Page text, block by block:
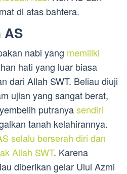
di atas bahtera.
AS
nabi yang memiliki
hati yang luar biasa
dari Allah SWT. Beliau diuji
ujian yang sangat berat,
putranyasendiri
tanah kelahirannya.
selalu berserah diri dan
Allah SWT. Karena
diberikan gelar Ulul Azmi